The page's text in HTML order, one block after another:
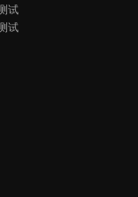
试
试